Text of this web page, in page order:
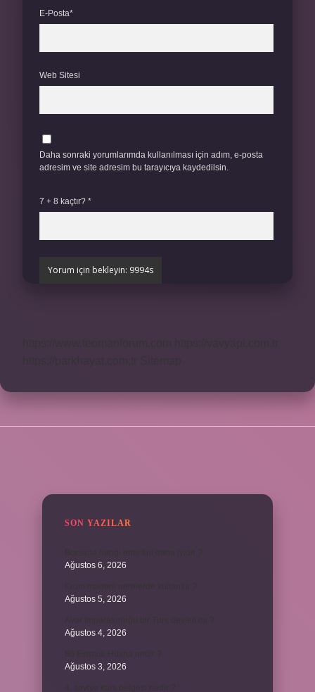
E-Posta*
Web Sitesi
Daha sonraki yorumlarımda kullanılması için adım, e-posta
adresim ve site adresim bu tarayıcıya kaydedilsin.
7 + 8 kaçtır? *
SON YAZILAR
Ağustos 6, 2026
Ağustos 5, 2026
Ağustos 4, 2026
Ağustos 3, 2026